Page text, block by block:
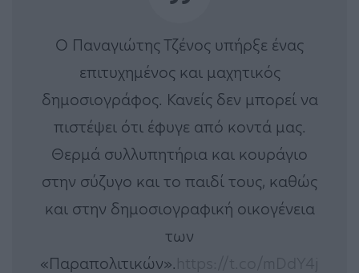
Ο Παναγιώτης Τζένος υπήρξε ένας
επιτυχημένος και μαχητικός
δημοσιογράφος. Κανείς δεν μπορεί να
πιστέψει ότι έφυγε από κοντά μας.
Θερμά συλλυπητήρια και κουράγιο
στην σύζυγο και το παιδί τους, καθώς
και στην δημοσιογραφική οικογένεια
των
«Παραπολιτικών».